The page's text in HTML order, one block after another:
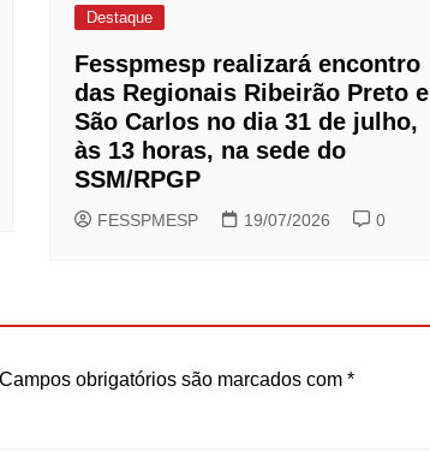
Destaque
Fesspmesp realizará encontro
das Regionais Ribeirão Preto e
São Carlos no dia 31 de julho,
às 13 horas, na sede do
SSM/RPGP
FESSPMESP 19/07/2026 0
Campos obrigatórios são marcados com *